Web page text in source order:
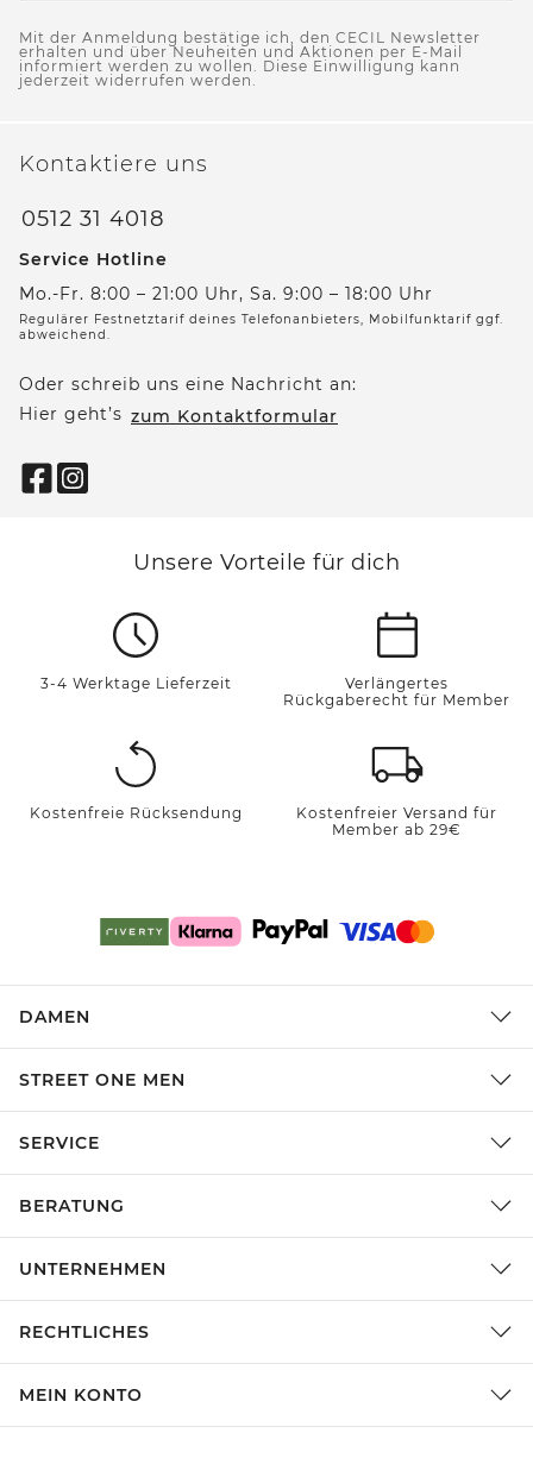
Mit der Anmeldung bestätige ich, den CECIL Newsletter
erhalten und über Neuheiten und Aktionen per E-Mail
informiert werden zu wollen. Diese Einwilligung kann
jederzeit widerrufen werden.
Kontaktiere uns
0512 31 4018
Service Hotline
Mo.-Fr. 8:00 – 21:00 Uhr, Sa. 9:00 – 18:00 Uhr
Regulärer Festnetztarif deines Telefonanbieters, Mobilfunktarif ggf.
abweichend.
Oder schreib uns eine Nachricht an:
Hier geht’s zum Kontaktformular
Unsere Vorteile für dich
3-4 Werktage Lieferzeit
Verlängertes
Rückgaberecht für Member
Kostenfreie Rücksendung
Kostenfreier Versand für
Member ab 29€
DAMEN
STREET ONE MEN
SERVICE
BERATUNG
UNTERNEHMEN
RECHTLICHES
MEIN KONTO